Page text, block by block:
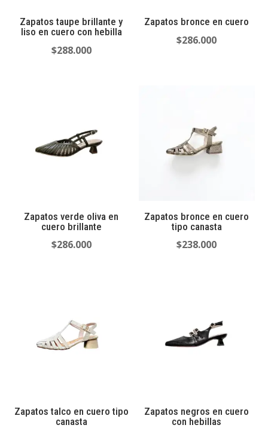
Zapatos taupe brillante y
liso en cuero con hebilla
$288.000
Zapatos bronce en cuero
$286.000
Zapatos verde oliva en
cuero brillante
$286.000
Zapatos bronce en cuero
tipo canasta
$238.000
Zapatos talco en cuero tipo
canasta
Zapatos negros en cuero
con hebillas